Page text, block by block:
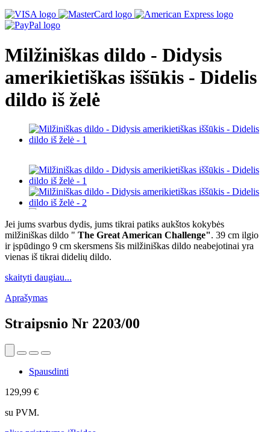
Milžiniškas dildo - Didysis
amerikietiškas iššūkis - Didelis
dildo iš želė
Jei jums svarbus dydis, jums tikrai patiks aukštos kokybės
milžiniškas dildo " The Great American Challenge". 39 cm ilgio
ir įspūdingo 9 cm skersmens šis milžiniškas dildo neabejotinai yra
vienas iš tikrai didelių dildo.
skaityti daugiau...
Aprašymas
Straipsnio Nr 2203/00
Spausdinti
129,99 €
su PVM.